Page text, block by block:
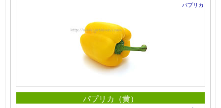
パプリカ
パプリカ（黄）